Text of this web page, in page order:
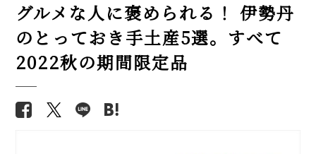
グルメな人に褒められる！ 伊勢丹
のとっておき手土産5選。すべて
2022秋の期間限定品